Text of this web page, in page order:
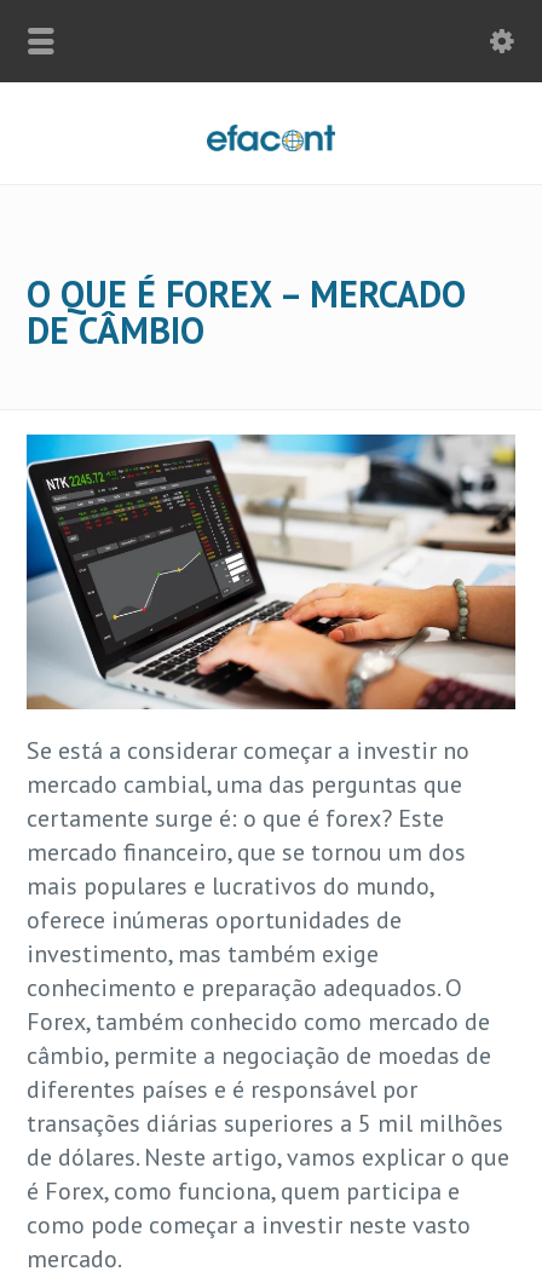
O QUE É FOREX – MERCADO
DE CÂMBIO
Se está a considerar começar a investir no
mercado cambial, uma das perguntas que
certamente surge é: o que é forex? Este
mercado financeiro, que se tornou um dos
mais populares e lucrativos do mundo,
oferece inúmeras oportunidades de
investimento, mas também exige
conhecimento e preparação adequados. O
Forex, também conhecido como mercado de
câmbio, permite a negociação de moedas de
diferentes países e é responsável por
transações diárias superiores a 5 mil milhões
de dólares. Neste artigo, vamos explicar o que
é Forex, como funciona, quem participa e
como pode começar a investir neste vasto
mercado.